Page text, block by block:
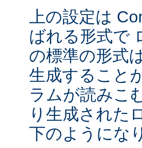
上の設定は
ばれる形式で
の標準の形式
生成すること
ラムが読みこ
り生成された
下のようにな